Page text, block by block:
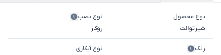
نوع محصول
شیرتوالت
نوع نصب
روکار
رنگ
نوع آبکاری